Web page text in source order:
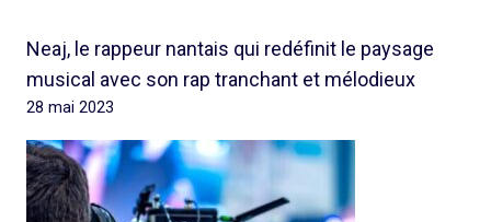
Neaj, le rappeur nantais qui redéfinit le paysage
musical avec son rap tranchant et mélodieux
28 mai 2023